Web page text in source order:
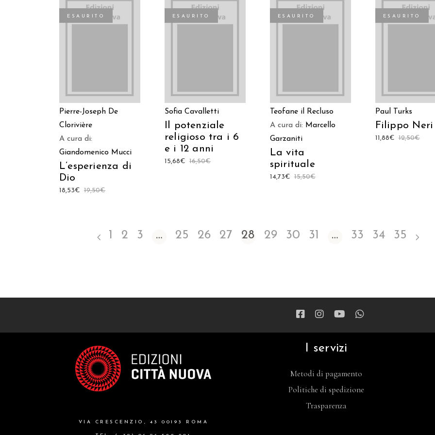
ESAURITO
Pierre-Joseph De
Clorivière
A cura di:
Giandomenico Mucci
L’esperienza di
Dio
19,50€
18,53€
ESAURITO
Sofia Cavalletti
Il potenziale
religioso tra i 6
e i 12 anni
16,50€
15,68€
ESAURITO
Teofane il Recluso
A cura di: Marcello
Garzaniti
La vita
spirituale
15,50€
14,73€
ESAURITO
Paul Turks
Filippo Neri
12,50€
11,88€
1 2 3 … 25 26 27 28 29 30 31 … 33 34 35
VIA CRESCENZIO, 43 00193 ROMA
I servizi
Metodi di pagamento
Politiche di spedizione
Trasparenza